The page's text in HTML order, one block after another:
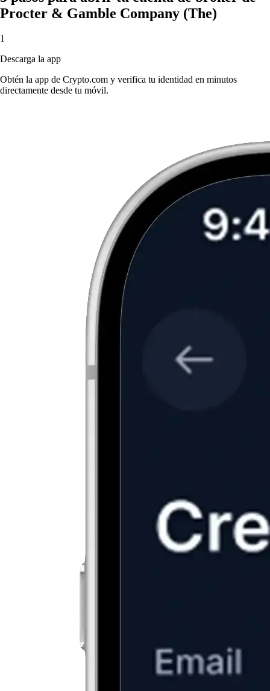
Procter & Gamble Company (The)
1
Descarga la app
Obtén la app de Crypto.com y verifica tu identidad en minutos
directamente desde tu móvil.